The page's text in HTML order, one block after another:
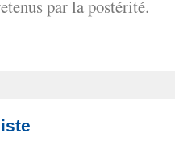
par la postérité.